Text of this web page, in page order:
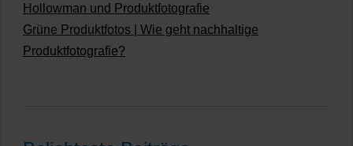
Hollowman und Produktfotografie
Grüne Produktfotos | Wie geht nachhaltige
Produktfotografie?